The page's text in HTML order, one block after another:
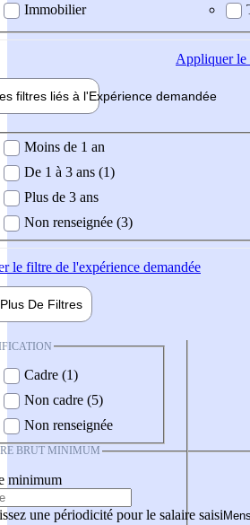
Immobilier
Appliquerle
filtres liés à l'Expérience demandée
demandée
Moins de 1 an
De 1 à 3 ans (1)
Plus de 3 ans
Non renseignée (3)
le filtre de l'expérience demandée
Plus De Filtres
Cadre (1)
Non cadre (5)
Non renseignée
BRUT MINIMUM
minimum
une périodicité pour le salaire saisi